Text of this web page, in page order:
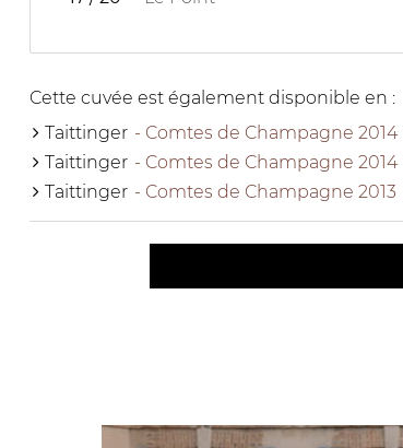
Cette cuvée est également disponible en :
Taittinger - Comtes de Champagne 2014
Taittinger - Comtes de Champagne 2014
Taittinger - Comtes de Champagne 2013